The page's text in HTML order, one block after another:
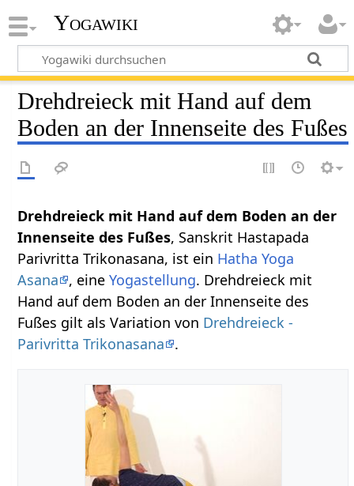
Yogawiki
Drehdreieck mit Hand auf dem
Boden an der Innenseite des Fußes
Drehdreieck mit Hand auf dem Boden an der
Innenseite des Fußes, Sanskrit Hastapada
Parivritta Trikonasana, ist ein Hatha Yoga
Asana
, eineYogastellung. Drehdreieck mit
Hand auf dem Boden an der Innenseite des
Fußes gilt als Variation von Drehdreieck -
Parivritta Trikonasana
.